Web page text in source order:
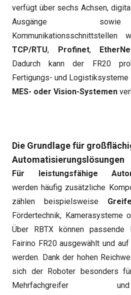
verfügt über sechs Achsen,
Ausgänge
TCP/RTU, Profinet,
Dadurch kann der FR20
Fertigungs- und Logistiksysteme
MES- oder Vision-Systemen
Die Grundlage für
Automatisierungslösungen
Für leistungsfähige
werden häufig zusätzliche
zählen beispielsweise
Fördertechnik, Kamerasysteme
Über RBTX können passende
Fairino FR20 ausgewählt und auf
werden. Dank der hohen
sich der Roboter besonders
Mehrfachgreifer